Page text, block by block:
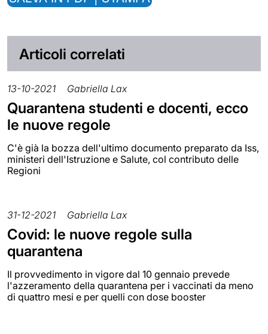
Articoli correlati
13-10-2021 Gabriella Lax
Quarantena studenti e docenti, ecco
le nuove regole
C'è già la bozza dell'ultimo documento preparato da Iss,
ministeri dell'Istruzione e Salute, col contributo delle
Regioni
31-12-2021 Gabriella Lax
Covid: le nuove regole sulla
quarantena
Il provvedimento in vigore dal 10 gennaio prevede
l'azzeramento della quarantena per i vaccinati da meno
di quattro mesi e per quelli con dose booster